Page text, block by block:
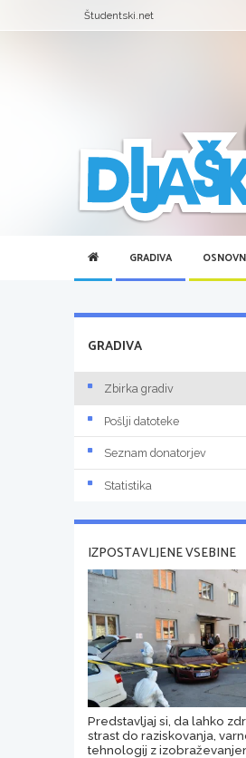
Študentski.net
GRADIVA
GRADIVA
Zbirka gradiv
Pošlji datoteke
Seznam donatorjev
Statistika
IZPOSTAVLJENE VSEBINE
Predstavljaj si, da lahko
strast do raziskovanja,
tehnologij z